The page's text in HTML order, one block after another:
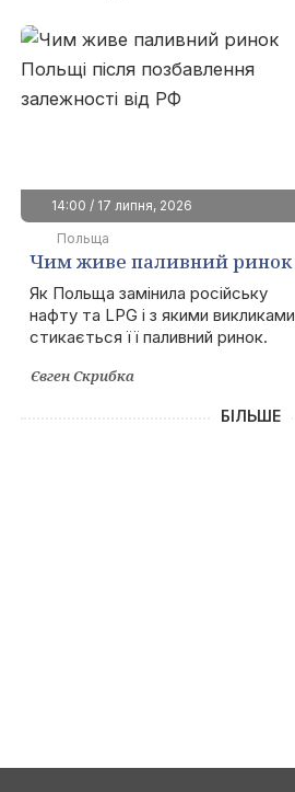
14:00 / 17 липня, 2026
Польща
Чим живе паливний ринок
Польщі після позбавлення
залежності від РФ
Як Польща замінила російську
нафту та LPG і з якими викликами
стикається її паливний ринок.
Євген Скрибка
БІЛЬШЕ